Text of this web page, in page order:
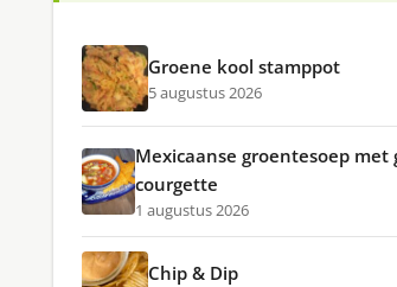
Groene kool stamppot
5 augustus 2026
Mexicaanse groentesoep met
courgette
1 augustus 2026
Chip & Dip